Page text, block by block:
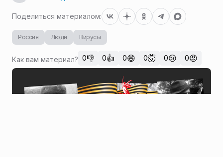
Поделиться материалом:
Россия Люди Вирусы
Как вам материал? 0👎 0👍 0😄 0🤯 0😢 0😡